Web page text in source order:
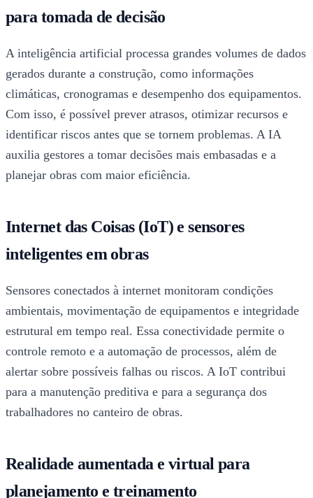
para tomada de decisão
A inteligência artificial processa grandes volumes de dados
gerados durante a construção, como informações
climáticas, cronogramas e desempenho dos equipamentos.
Com isso, é possível prever atrasos, otimizar recursos e
identificar riscos antes que se tornem problemas. A IA
auxilia gestores a tomar decisões mais embasadas e a
planejar obras com maior eficiência.
Internet das Coisas (IoT) e sensores
inteligentes em obras
Sensores conectados à internet monitoram condições
ambientais, movimentação de equipamentos e integridade
estrutural em tempo real. Essa conectividade permite o
controle remoto e a automação de processos, além de
alertar sobre possíveis falhas ou riscos. A IoT contribui
para a manutenção preditiva e para a segurança dos
trabalhadores no canteiro de obras.
Realidade aumentada e virtual para
planejamento e treinamento